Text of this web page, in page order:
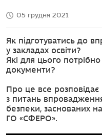
05 грудня 2021
Як підготуватись до
у закладах освіти?
Які для цього
документи?
Про це все
з питань
безпеки, заснованих
ГО «СФЕРО».